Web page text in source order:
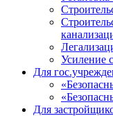
Усиление
Для
Для